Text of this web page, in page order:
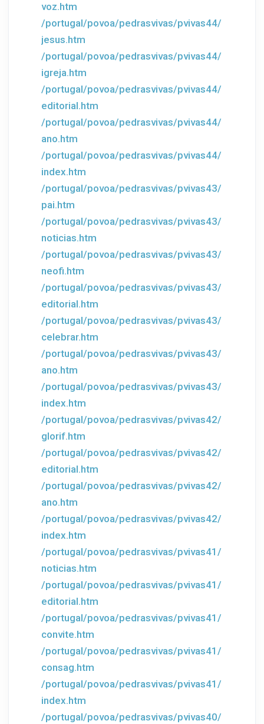
voz.htm
/portugal/povoa/pedrasvivas/pvivas44/
jesus.htm
/portugal/povoa/pedrasvivas/pvivas44/
igreja.htm
/portugal/povoa/pedrasvivas/pvivas44/
editorial.htm
/portugal/povoa/pedrasvivas/pvivas44/
ano.htm
/portugal/povoa/pedrasvivas/pvivas44/
index.htm
/portugal/povoa/pedrasvivas/pvivas43/
pai.htm
/portugal/povoa/pedrasvivas/pvivas43/
noticias.htm
/portugal/povoa/pedrasvivas/pvivas43/
neofi.htm
/portugal/povoa/pedrasvivas/pvivas43/
editorial.htm
/portugal/povoa/pedrasvivas/pvivas43/
celebrar.htm
/portugal/povoa/pedrasvivas/pvivas43/
ano.htm
/portugal/povoa/pedrasvivas/pvivas43/
index.htm
/portugal/povoa/pedrasvivas/pvivas42/
glorif.htm
/portugal/povoa/pedrasvivas/pvivas42/
editorial.htm
/portugal/povoa/pedrasvivas/pvivas42/
ano.htm
/portugal/povoa/pedrasvivas/pvivas42/
index.htm
/portugal/povoa/pedrasvivas/pvivas41/
noticias.htm
/portugal/povoa/pedrasvivas/pvivas41/
editorial.htm
/portugal/povoa/pedrasvivas/pvivas41/
convite.htm
/portugal/povoa/pedrasvivas/pvivas41/
consag.htm
/portugal/povoa/pedrasvivas/pvivas41/
index.htm
/portugal/povoa/pedrasvivas/pvivas40/